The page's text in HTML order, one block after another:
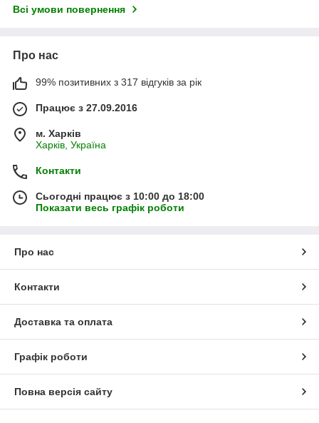
Всі умови повернення
Про нас
99% позитивних з 317 відгуків за рік
Працює з 27.09.2016
м. Харків
Харків, Україна
Контакти
Сьогодні працює з 10:00 до 18:00
Показати весь графік роботи
Про нас
Контакти
Доставка та оплата
Графік роботи
Повна версія сайту